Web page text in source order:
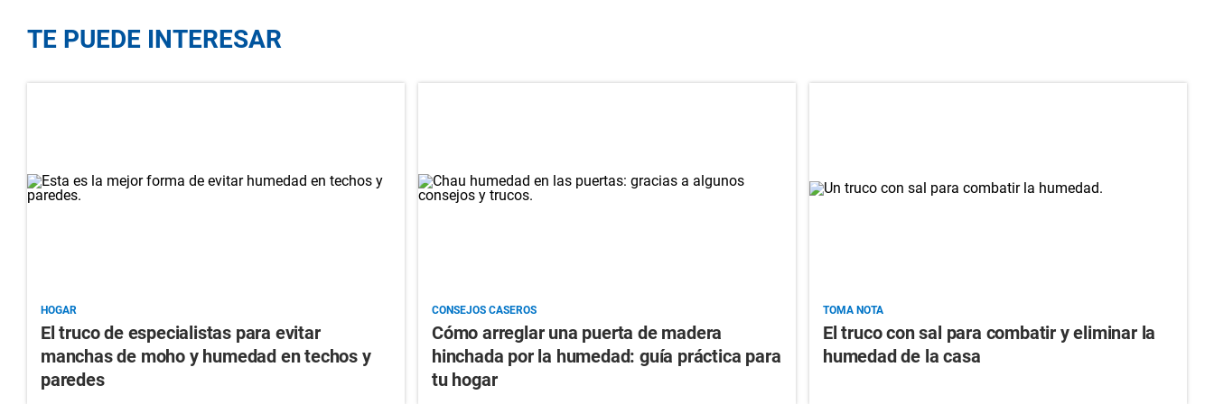
TE PUEDE INTERESAR
HOGAR
El truco de especialistas para evitar
manchas de moho y humedad en techos y
paredes
CONSEJOS CASEROS
Cómo arreglar una puerta de madera
hinchada por la humedad: guía práctica para
tu hogar
TOMA NOTA
El truco con sal para combatir y eliminar la
humedad de la casa